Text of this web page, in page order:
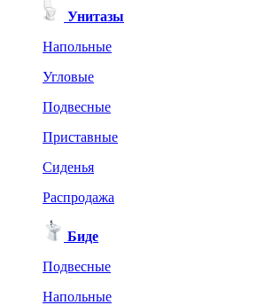
Унитазы
Напольные
Угловые
Подвесные
Приставные
Сиденья
Распродажа
Биде
Подвесные
Напольные